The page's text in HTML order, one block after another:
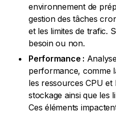
environnement de
gestion des tâches
et les limites de trafic.
besoin ou non.
Performance :
performance, comme
les ressources CPU et
stockage ainsi que les
Ces éléments